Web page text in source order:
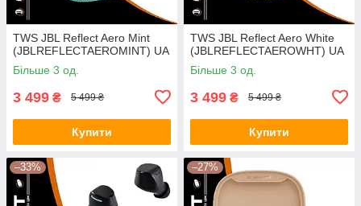
TWS JBL Reflect Aero Mint
(JBLREFLECTAEROMINT) UA
Більше 3 од.
3 499 ₴ 5 499 ₴
Купити
TWS JBL Reflect Aero White
(JBLREFLECTAEROWHT) UA
Більше 3 од.
3 499 ₴ 5 499 ₴
Купити
–33% –27%